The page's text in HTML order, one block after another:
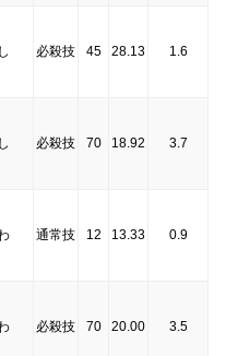
必殺技 45 28.13 1.6
必殺技 70 18.92 3.7
通常技 12 13.33 0.9
必殺技 70 20.00 3.5